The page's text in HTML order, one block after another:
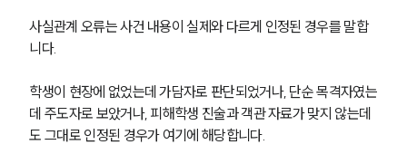
팀소개
사실관계 오류는 사건 내용이 실제와 다르게 인정된 경우를 말합
니다.
학생이 현장에 없었는데 가담자로 판단되었거나, 단순 목격자였는
데 주도자로 보았거나, 피해학생 진술과 객관 자료가 맞지 않는데
도 그대로 인정된 경우가 여기에 해당합니다.